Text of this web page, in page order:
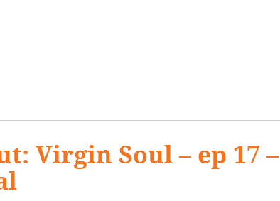
Virgin Soul – ep 17 –